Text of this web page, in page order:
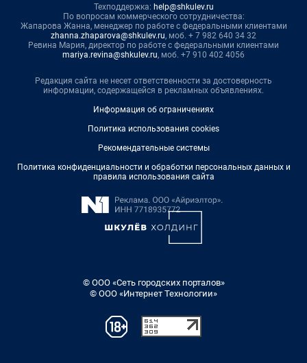
Техподдержка: help@shkulev.ru
По вопросам коммерческого сотрудничества:
Жапарова Жанна, менеджер по работе с федеральными клиентами
zhanna.zhaparova@shkulev.ru, моб. + 7 982 640 34 32
Ревина Мария, директор по работе с федеральными клиентами
mariya.revina@shkulev.ru, моб. +7 910 402 4056
Редакция сайта не несет ответственности за достоверность
информации, содержащейся в рекламных объявлениях.
Информация об ограничениях
Политика использования cookies
Рекомендательные системы
Политика конфиденциальности и обработки персональных данных и
правила использования сайта
© ООО «Сеть городских порталов»
© ООО «Интернет Технологии»